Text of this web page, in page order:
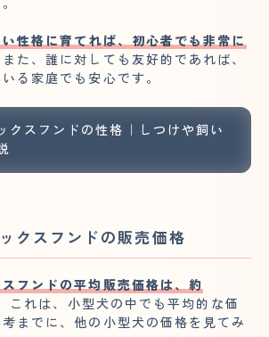
性格に育てれば、初心者でも非常に
た、誰に対しても友好的であれば、
る家庭でも安心です。
クスフンドの性格｜しつけや飼い
クスフンドの販売価格
フンドの平均販売価格は、約
これは、小型犬の中でも平均的な価
までに、他の小型犬の価格を見てみ